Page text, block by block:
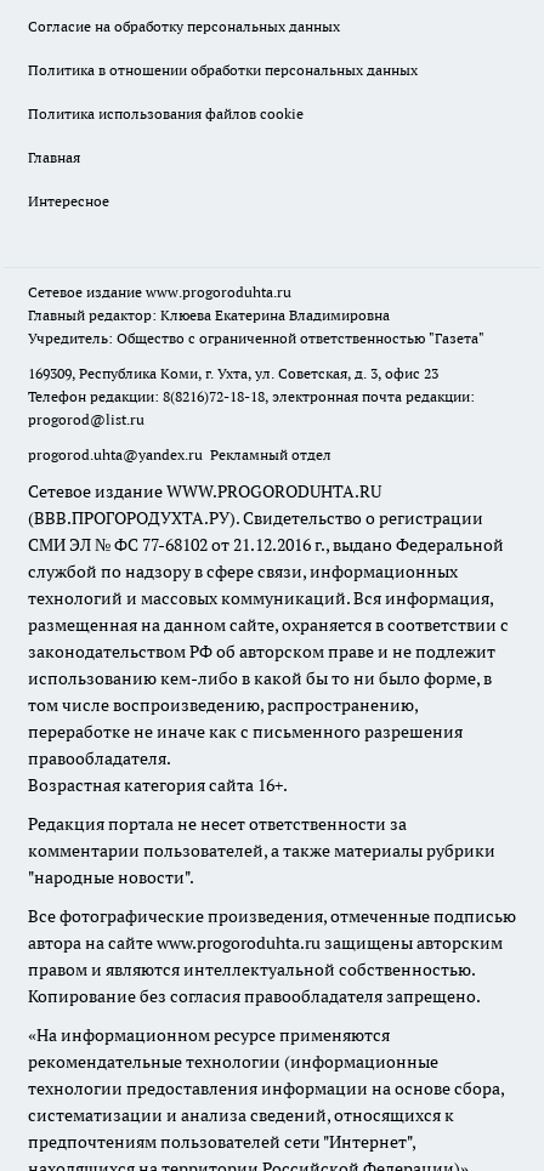
Согласие на обработку персональных данных
Политика в отношении обработки персональных данных
Политика использования файлов cookie
Главная
Интересное
Сетевое издание www.progoroduhta.ru
Главный редактор: Клюева Екатерина Владимировна
Учредитель: Общество с ограниченной ответственностью "Газета"
169309, Республика Коми, г. Ухта, ул. Советская, д. 3, офис 23
Телефон редакции: 8(8216)72-18-18, электронная почта редакции:
progorod@list.ru
progorod.uhta@yandex.ru Рекламный отдел
Сетевое издание WWW.PROGORODUHTA.RU
(ВВВ.ПРОГОРОДУХТА.РУ). Свидетельство о регистрации
СМИ ЭЛ № ФС 77-68102 от 21.12.2016 г., выдано Федеральной
службой по надзору в сфере связи, информационных
технологий и массовых коммуникаций. Вся информация,
размещенная на данном сайте, охраняется в соответствии с
законодательством РФ об авторском праве и не подлежит
использованию кем-либо в какой бы то ни было форме, в
том числе воспроизведению, распространению,
переработке не иначе как с письменного разрешения
правообладателя.
Возрастная категория сайта 16+.
Редакция портала не несет ответственности за
комментарии пользователей, а также материалы рубрики
"народные новости".
Все фотографические произведения, отмеченные подписью
автора на сайте www.progoroduhta.ru защищены авторским
правом и являются интеллектуальной собственностью.
Копирование без согласия правообладателя запрещено.
«На информационном ресурсе применяются
рекомендательные технологии (информационные
технологии предоставления информации на основе сбора,
систематизации и анализа сведений, относящихся к
предпочтениям пользователей сети "Интернет",